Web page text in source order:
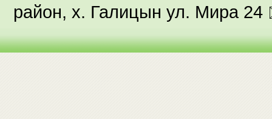
район, х. Галицын ул. Мира